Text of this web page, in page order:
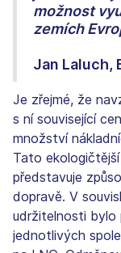
možnost
zemích
Jan Laluch,
Je zřejmé, že
s ní související
množství
Tato
představuje
dopravě. V
udržitelnosti
jednotlivých